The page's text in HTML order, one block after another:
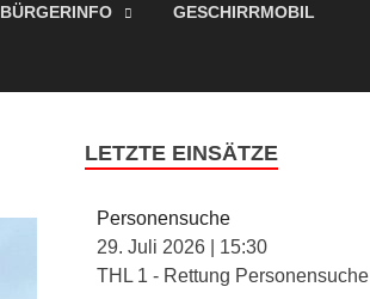
BÜRGERINFO GESCHIRRMOBIL
LETZTE EINSÄTZE
Personensuche
29. Juli 2026
15:30
THL 1 - Rettung Personensuche